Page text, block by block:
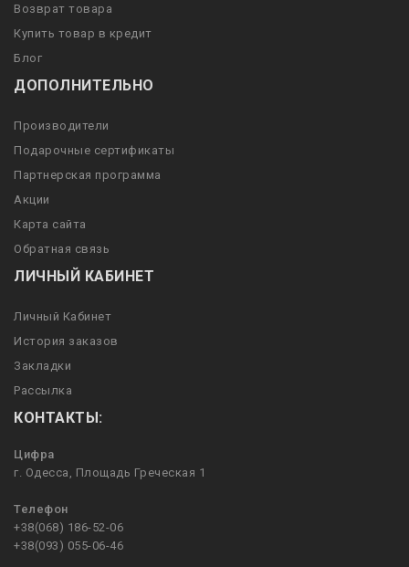
Возврат товара
Купить товар в кредит
Блог
ДОПОЛНИТЕЛЬНО
Производители
Подарочные сертификаты
Партнерская программа
Акции
Карта сайта
Обратная связь
ЛИЧНЫЙ КАБИНЕТ
Личный Кабинет
История заказов
Закладки
Рассылка
КОНТАКТЫ:
Цифра
г. Одесса, Площадь Греческая 1
Телефон
+38(068) 186-52-06
+38(093) 055-06-46